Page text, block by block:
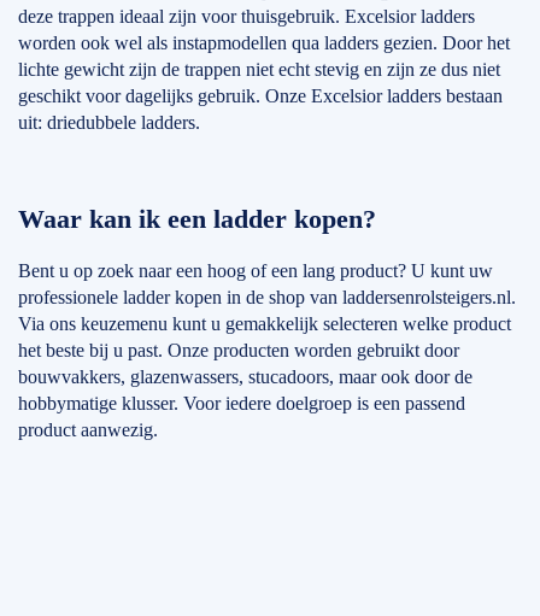
deze trappen ideaal zijn voor thuisgebruik. Excelsior ladders
worden ook wel als instapmodellen qua ladders gezien. Door het
lichte gewicht zijn de trappen niet echt stevig en zijn ze dus niet
geschikt voor dagelijks gebruik. Onze Excelsior ladders bestaan
uit: driedubbele ladders.
Waar kan ik een ladder kopen?
Bent u op zoek naar een hoog of een lang product? U kunt uw
professionele ladder kopen in de shop van laddersenrolsteigers.nl.
Via ons keuzemenu kunt u gemakkelijk selecteren welke product
het beste bij u past. Onze producten worden gebruikt door
bouwvakkers, glazenwassers, stucadoors, maar ook door de
hobbymatige klusser. Voor iedere doelgroep is een passend
product aanwezig.